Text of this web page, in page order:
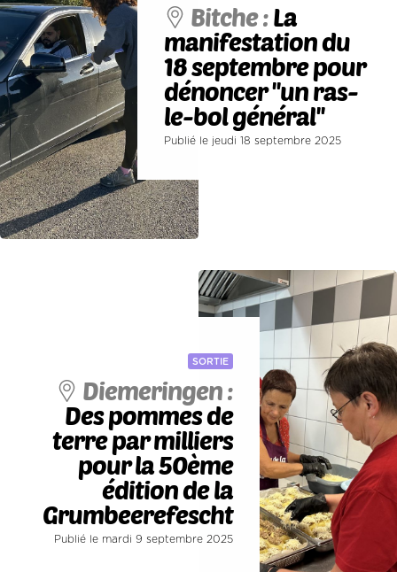
Bitche :La
manifestation du
18 septembre pour
dénoncer ''un ras-
le-bol général''
Publié le jeudi 18 septembre 2025
SORTIE
Diemeringen :
Des pommes de
terre par milliers
pour la 50ème
édition de la
Grumbeerefescht
Publié le mardi 9 septembre 2025